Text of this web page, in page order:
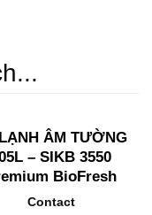
ÂM TƯỜNG
– SIKB 3550
BioFresh
Contact